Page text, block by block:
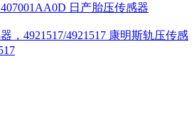
日产胎压传感器
康明斯轨压传感